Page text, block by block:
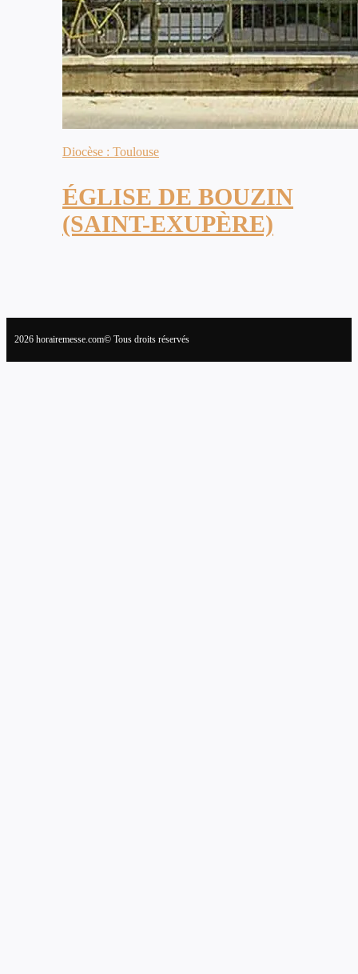
Diocèse : Toulouse
ÉGLISE DE BOUZIN
(SAINT-EXUPÈRE)
2026 horairemesse.com© Tous droits réservés